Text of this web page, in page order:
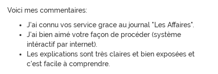
Voici mes commentaires:
J'ai connu vos service grace au journal "Les Affaires".
J'ai bien aimé votre façon de procéder (système
intéractif par internet).
Les explications sont très claires et bien exposées et
c'est facile à comprendre.